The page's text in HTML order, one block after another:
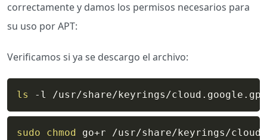
correctamente y damos los permisos necesarios para
su uso por APT:
Verificamos si ya se descargo el archivo:
ls -l /usr/share/keyrings/cloud.google.gpg
sudo chmod go+r /usr/share/keyrings/